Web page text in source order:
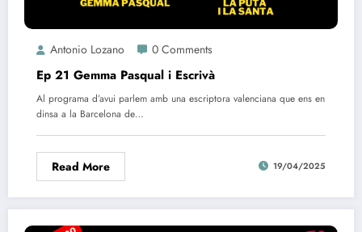
Antonio Lozano 0 Comments
Ep 21 Gemma Pasqual i Escrivà
Al programa d’avui parlem amb una escriptora valenciana que ens en
dinsa a la Barcelona de…
Read More 19/04/2025